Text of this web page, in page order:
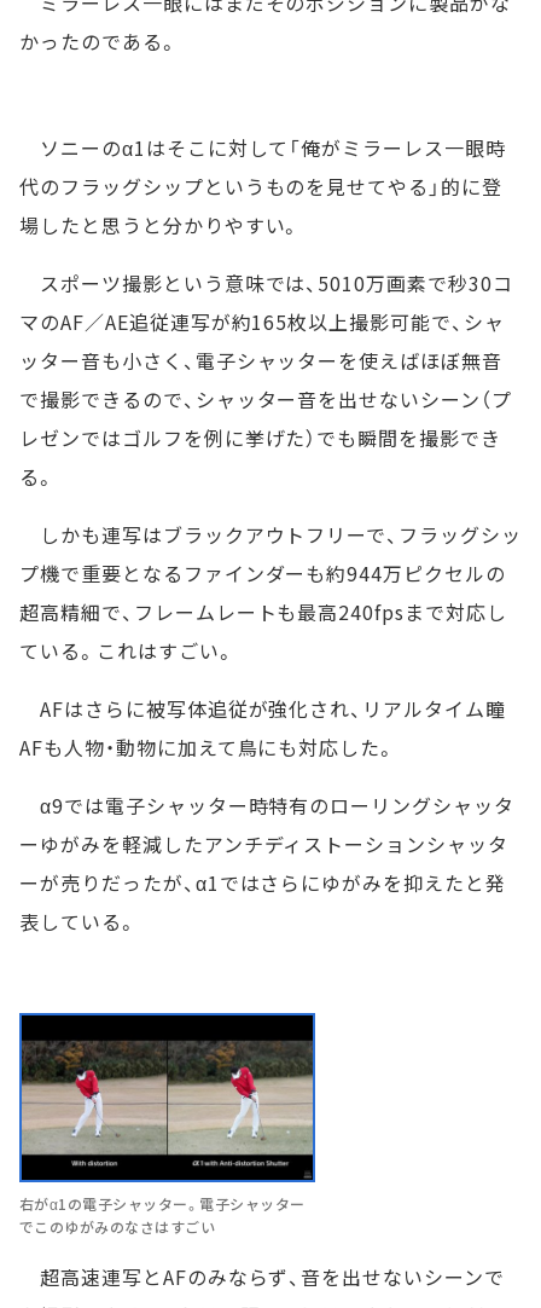
かったのである。
ソニーのα1はそこに対して「俺がミラーレス一眼時
代のフラッグシップというものを見せてやる」的に登
場したと思うと分かりやすい。
スポーツ撮影という意味では、5010万画素で秒30コ
マのAF／AE追従連写が約165枚以上撮影可能で、シャ
ッター音も小さく、電子シャッターを使えばほぼ無音
で撮影できるので、シャッター音を出せないシーン（プ
レゼンではゴルフを例に挙げた）でも瞬間を撮影でき
る。
しかも連写はブラックアウトフリーで、フラッグシッ
プ機で重要となるファインダーも約944万ピクセルの
超高精細で、フレームレートも最高240fpsまで対応し
ている。これはすごい。
AFはさらに被写体追従が強化され、リアルタイム瞳
AFも人物・動物に加えて鳥にも対応した。
α9では電子シャッター時特有のローリングシャッタ
ーゆがみを軽減したアンチディストーションシャッタ
ーが売りだったが、α1ではさらにゆがみを抑えたと発
表している。
右がα1の電子シャッター。電子シャッター
でこのゆがみのなさはすごい
超高速連写とAFのみならず、音を出せないシーンで